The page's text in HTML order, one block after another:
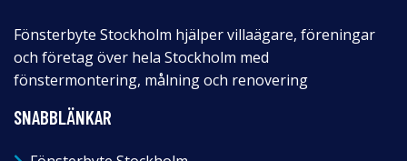
Fönsterbyte Stockholm hjälper villaägare, föreningar
och företag över hela Stockholm med
fönstermontering, målning och renovering
SNABBLÄNKAR